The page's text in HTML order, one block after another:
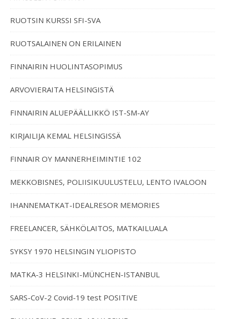
RUOTSIN KURSSI SFI-SVA
RUOTSALAINEN ON ERILAINEN
FINNAIRIN HUOLINTASOPIMUS
ARVOVIERAITA HELSINGISTÄ
FINNAIRIN ALUEPÄÄLLIKKÖ IST-SM-AY
KIRJAILIJA KEMAL HELSINGISSÄ
FINNAIR OY MANNERHEIMINTIE 102
MEKKOBISNES, POLIISIKUULUSTELU, LENTO IVALOON
IHANNEMATKAT-IDEALRESOR MEMORIES
FREELANCER, SÄHKÖLAITOS, MATKAILUALA
SYKSY 1970 HELSINGIN YLIOPISTO
MATKA-3 HELSINKI-MÜNCHEN-ISTANBUL
SARS-CoV-2 Covid-19 test POSITIVE